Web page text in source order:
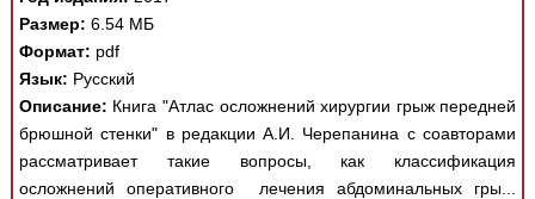
Размер: 6.54 МБ
Формат: pdf
Язык: Русский
Описание: Книга "Атлас осложнений хирургии грыж передней
брюшной стенки" в редакции А.И. Черепанина с соавторами
рассматривает такие вопросы, как классификация
осложнений оперативного лечения абдоминальных гры...